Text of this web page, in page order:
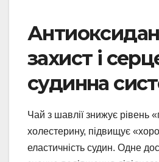
захист і
судинна
Чай з шавлії знижує рівень
холестерину, підвищує
еластичність судин. Одне